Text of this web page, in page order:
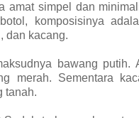
amat simpel dan
komposisinya
dan kacang.
bawang putih.
merah. Sementara
tanah.